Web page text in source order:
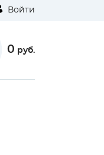
Войти
0 руб.